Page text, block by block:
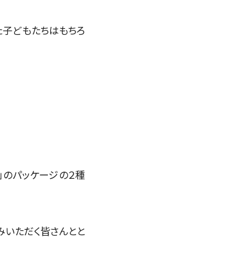
子どもたちはもちろ
パッケージの２種
いただく皆さんとと